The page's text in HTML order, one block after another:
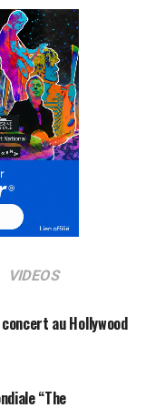
VIDEOS
au Hollywood
“The